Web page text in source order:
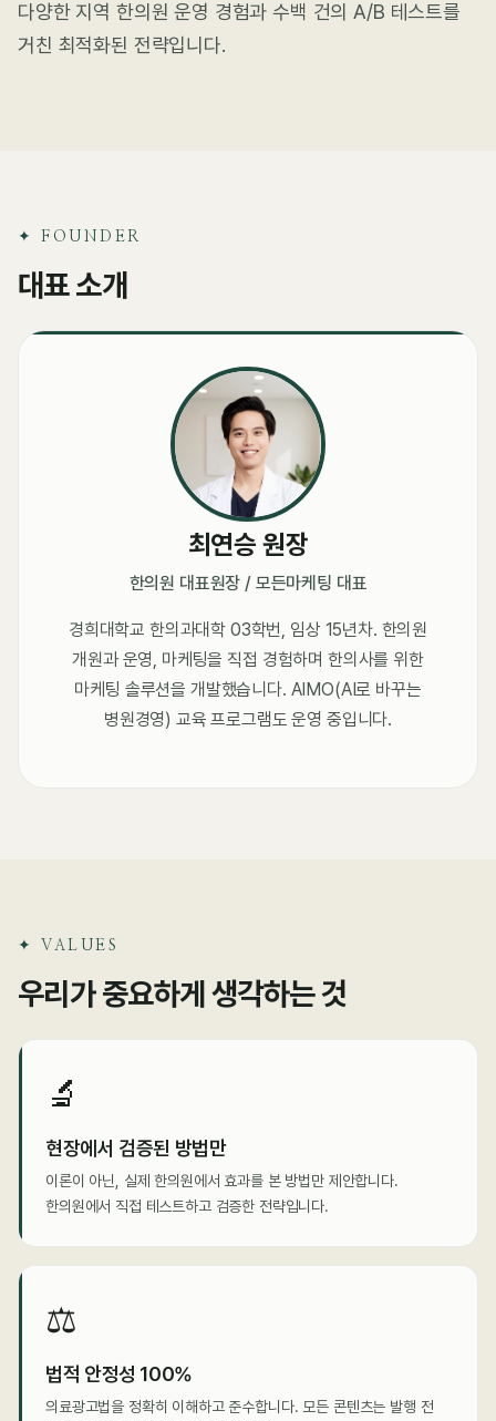
다양한 지역 한의원 운영 경험과 수백 건의 A/B 테스트를
거친 최적화된 전략입니다.
✦ FOUNDER
대표 소개
최연승 원장
한의원 대표원장 / 모든마케팅 대표
경희대학교 한의과대학 03학번, 임상 15년차. 한의원
개원과 운영, 마케팅을 직접 경험하며 한의사를 위한
마케팅 솔루션을 개발했습니다. AIMO(AI로 바꾸는
병원경영) 교육 프로그램도 운영 중입니다.
✦ VALUES
우리가 중요하게 생각하는 것
🔬
현장에서 검증된 방법만
이론이 아닌, 실제 한의원에서 효과를 본 방법만 제안합니다.
한의원에서 직접 테스트하고 검증한 전략입니다.
⚖️
법적 안정성 100%
의료광고법을 정확히 이해하고 준수합니다. 모든 콘텐츠는 발행 전